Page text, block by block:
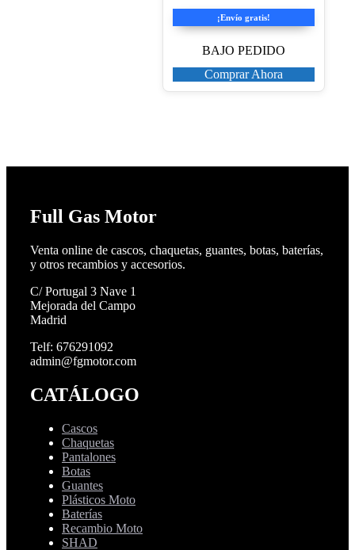
¡Envío gratis!
BAJO PEDIDO
Comprar Ahora
Full Gas Motor
Venta online de cascos, chaquetas, guantes, botas, baterías,
y otros recambios y accesorios.
C/ Portugal 3 Nave 1
Mejorada del Campo
Madrid
Telf: 676291092
admin@fgmotor.com
CATÁLOGO
Cascos
Chaquetas
Pantalones
Botas
Guantes
Plásticos Moto
Baterías
Recambio Moto
SHAD